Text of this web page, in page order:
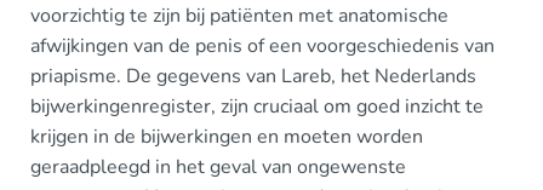
voorzichtig te zijn bij patiënten met anatomische
afwijkingen van de penis of een voorgeschiedenis van
priapisme. De gegevens van Lareb, het Nederlands
bijwerkingenregister, zijn cruciaal om goed inzicht te
krijgen in de bijwerkingen en moeten worden
geraadpleegd in het geval van ongewenste